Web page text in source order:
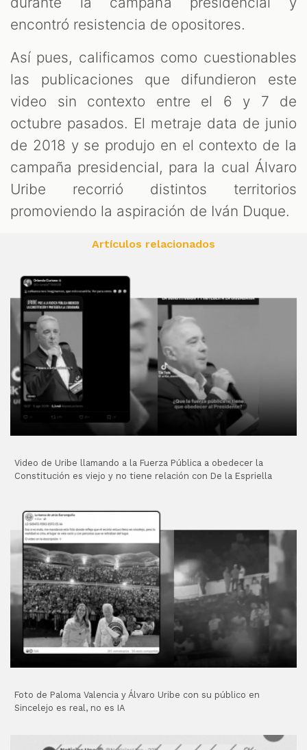
encontró resistencia de opositores.
Así pues, calificamos como cuestionables
las publicaciones que difundieron este
video sin contexto entre el 6 y 7 de
octubre pasados. El metraje data de junio
de 2018 y se produjo en el contexto de la
campaña presidencial, para la cual Álvaro
Uribe recorrió distintos territorios
promoviendo la aspiración de Iván Duque.
Artículos relacionados
Video de Uribe llamando a la Fuerza Pública a obedecer la
Constitución es viejo y no tiene relación con De la Espriella
Foto de Paloma Valencia y Álvaro Uribe con su público en
Sincelejo es real, no es IA